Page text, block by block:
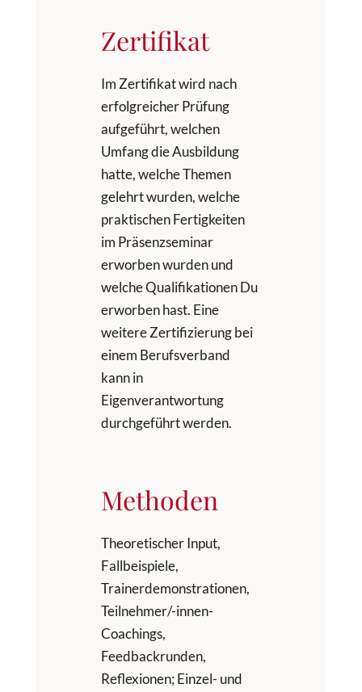
Zertifikat
Im Zertifikat wird nach
erfolgreicher Prüfung
aufgeführt, welchen
Umfang die Ausbildung
hatte, welche Themen
gelehrt wurden, welche
praktischen Fertigkeiten
im Präsenzseminar
erworben wurden und
welche Qualifikationen Du
erworben hast. Eine
weitere Zertifizierung bei
einem Berufsverband
kann in
Eigenverantwortung
durchgeführt werden.
Methoden
Theoretischer Input,
Fallbeispiele,
Trainerdemonstrationen,
Teilnehmer/-innen-
Coachings,
Feedbackrunden,
Reflexionen; Einzel- und